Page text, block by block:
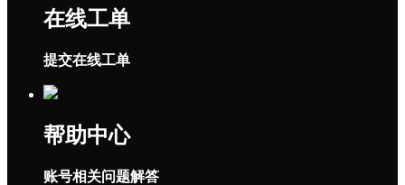
在线工单
提交在线工单
帮助中心
账号相关问题解答